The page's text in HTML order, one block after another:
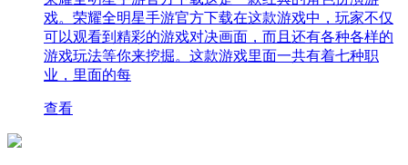
戏。荣耀全明星手游官方下载在这款游戏中，玩家不仅
可以观看到精彩的游戏对决画面，而且还有各种各样的
游戏玩法等你来挖掘。这款游戏里面一共有着七种职
业，里面的每
查看